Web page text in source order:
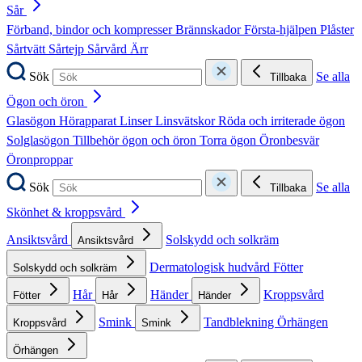
Sår
Förband, bindor och kompresserBrännskadorFörsta-hjälpen Plåster
Sårtvätt Sårtejp Sårvård Ärr
Sök
Tillbaka
Se alla
Ögon och öron
Glasögon HörapparatLinserLinsvätskorRöda och irriterade ögon
Solglasögon Tillbehör ögon och öron Torra ögon Öronbesvär
Öronproppar
Sök
Tillbaka
Se alla
Skönhet & kroppsvård
Ansiktsvård
Ansiktsvård Solskydd och solkräm
Solskydd och solkräm Dermatologisk hudvård Fötter
Fötter Hår Hår Händer Händer Kroppsvård
Kroppsvård Smink Smink Tandblekning Örhängen
Örhängen